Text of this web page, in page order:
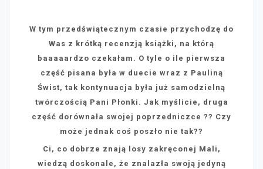
W tym przedświątecznym czasie przychodzę do
Was z krótką recenzją książki, na którą
baaaaardzo czekałam. O tyle o ile pierwsza
część pisana była w duecie wraz z Pauliną
Świst, tak kontynuacja była już samodzielną
twórczością Pani Płonki. Jak myślicie, druga
część dorównała swojej poprzedniczce ?? Czy
może jednak coś poszło nie tak??
Ci, co dobrze znają losy zakręconej Mali,
wiedzą doskonale, że znalazła swoją jedyną